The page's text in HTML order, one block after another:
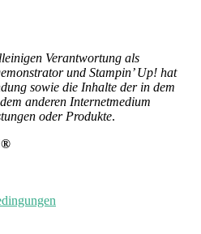
Verantwortung als
und Stampin’ Up! hat
sowie die Inhalte der in dem
anderen Internetmedium
oder Produkte.